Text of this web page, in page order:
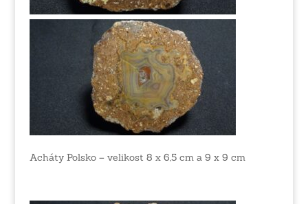
Acháty Polsko – velikost 8 x 6,5 cm a 9 x 9 cm